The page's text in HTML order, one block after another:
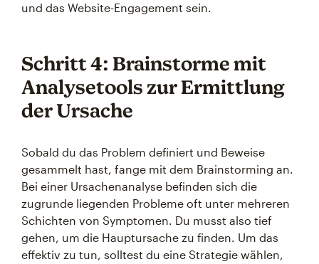
und das Website-Engagement sein.
Schritt 4: Brainstorme mit
Analysetools zur Ermittlung
der Ursache
Sobald du das Problem definiert und Beweise
gesammelt hast, fange mit dem Brainstorming an.
Bei einer Ursachenanalyse befinden sich die
zugrunde liegenden Probleme oft unter mehreren
Schichten von Symptomen. Du musst also tief
gehen, um die Hauptursache zu finden. Um das
effektiv zu tun, solltest du eine Strategie wählen,